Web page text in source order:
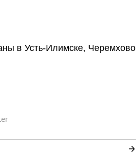
в Усть-Илимске, Черемхово